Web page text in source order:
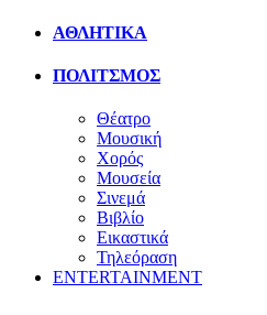
ΑΘΛΗΤΙΚΑ
ΠΟΛΙΤΣΜΟΣ
Θέατρο
Μουσική
Χορός
Μουσεία
Σινεμά
Βιβλίο
Εικαστικά
Τηλεόραση
ENTERTAINMENT